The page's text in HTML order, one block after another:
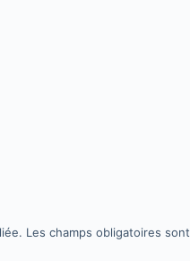
Les champs obligatoires